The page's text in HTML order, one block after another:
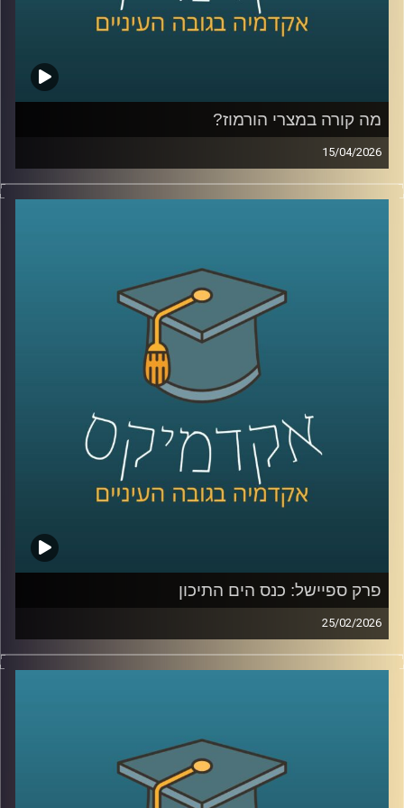
היום נדבר עם יונתן דייויס, סגן נשיא לקשרי חוץ וראש בית
הספר הבינלאומי ע״ש רפאל רקנאטי באוניברסיטת רייכמן,
מהשירות כחייל בודד בצנחנים, דרך שליחויות ברחבי העולם,
בברית המועצות לשעבר, בקייפטאון, בוסטון ורומא ועד
לעבודה יומיומית עם אלפי סטודנטים בינלאומיים, הוא רואה
מקרוב איך העולם משתנה, ואיך צעירים יהודים מקבלים
החלטות שמעצבות את העתיד שלהם.
אז מה באמת קורה היום בקמפוסים?
AudioVersity
מה קורה במצרי הורמוז?
15/04/2026
בשבועות האחרונים אנחנו שומעים אמירות דרמטיות סביב
מצרי הורמוז, דיבורים על מצור, איומים מצד איראן, ואפילו
אבל מה שמעניין הוא שלא צריך מלחמה בפועל כדי להזיז את
העולם, מספיק חשש.
איך מעבר ימי יחסית קטן מצליח להשפיע על מחירי האנרגיה,
על שרשראות אספקה, ובסוף גם על יוקר המחיה של כולנו?
ולמה גם מדינות שלא תלויות בו ישירות, עדיין מושפעות מכל
מה שקורה שם?
כדי להבין את כל זאת ועוד, נמצא איתנו היום אברי שכטר, מנהל
מכון ינאי לביטחון אנרגטי באוניברסיטת רייכמן
פרק ספיישל: כנס הים התיכון
25/02/2026
הקלטה מתוך השטח, מהכנס השמיני בנושא הים התיכון:
“כלכלה כחולה פורצת גבולות”, שהתקיים באוניברסיטת רייכמן .
כלכלה, ביטחון ושיתופי פעולה אזוריים.
בין מושבים על אנרגיה מתחדשת בים, חקלאות ימית, אצות
כמשאב כלכלי, בינה מלאכותית לניטור מגוון ביולוגי ושיתופי